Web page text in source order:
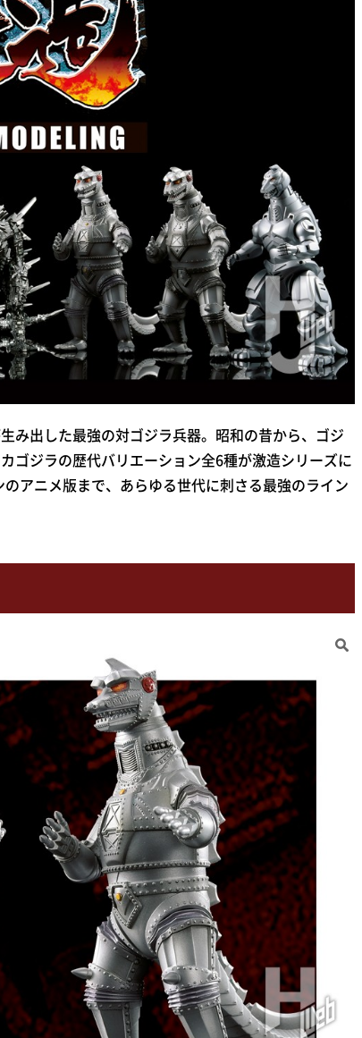
み出した最強の対ゴジラ兵器。昭和の昔から、ゴジ
ゴジラの歴代バリエーション全6種が激造シリーズに
アニメ版まで、あらゆる世代に刺さる最強のライン